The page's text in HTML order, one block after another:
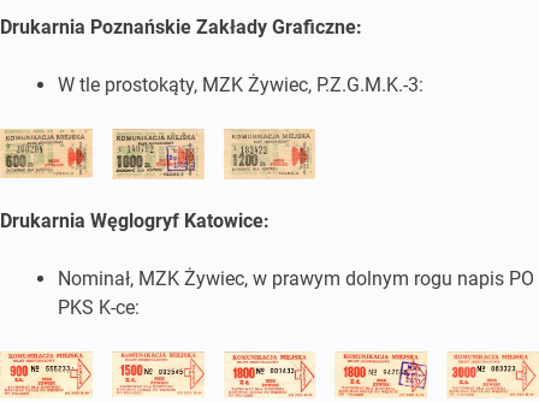
Drukarnia Poznańskie Zakłady Graficzne:
W tle prostokąty, MZK Żywiec, P.Z.G.M.K.-3:
Drukarnia Węglogryf Katowice:
Nominał, MZK Żywiec, w prawym dolnym rogu napis PO
PKS K-ce: